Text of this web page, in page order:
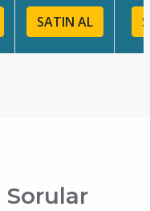
SATIN AL
Sorular